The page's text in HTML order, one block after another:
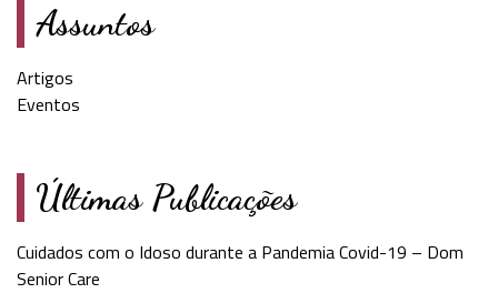
Assuntos
Artigos
Eventos
Últimas Publicações
Cuidados com o Idoso durante a Pandemia Covid-19 – Dom
Senior Care